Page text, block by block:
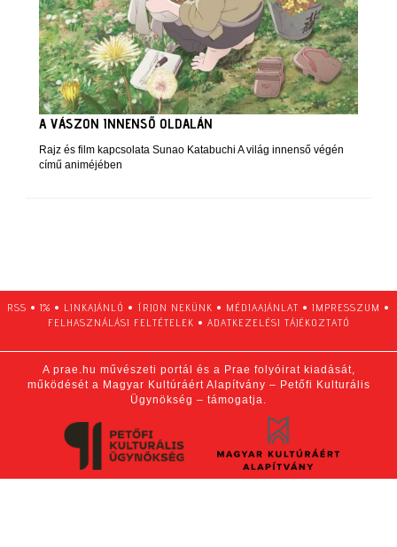
A VÁSZON INNENSŐ OLDALÁN
Rajz és film kapcsolata Sunao Katabuchi A világ innenső végén
című animéjében
RSS • 1% • LINKAJÁNLÓ • ÍRJON NEKÜNK • MÉDIAAJÁNLAT • IMPRESSZUM •
FELHASZNÁLÁSI FELTÉTELEK • ADATKEZELÉSI TÁJÉKOZTATÓ
A prae.hu művészeti portál és a Prae folyóirat kiadását,
működését a Magyar Kultúráért Alapítvány – Petőfi Kulturális
Ügynökség – támogatja.